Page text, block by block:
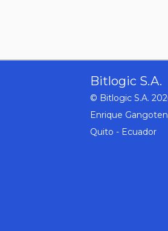
Bitlogic S.A.
© Bitlogic S.A.
Enrique
Quito - Ecuador